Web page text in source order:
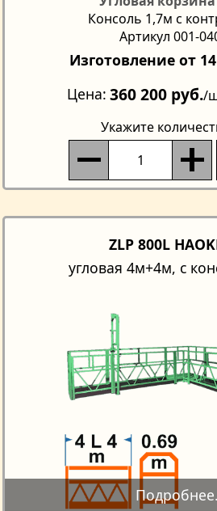
Консоль 1,7м с
Артикул 001-
Изготовление от
Цена 360 200 руб./
Укажите
ZLP 800L
угловая 4м+4м, с